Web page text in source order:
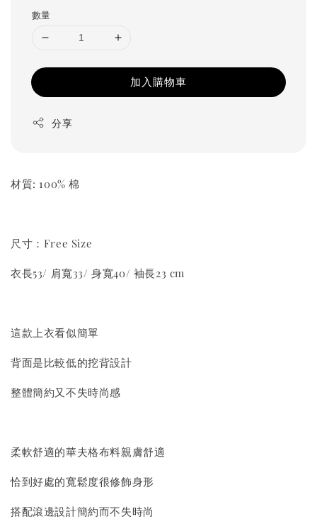
數量
加入購物車
分享
材質: 100% 棉
尺寸：Free Size
衣長53/ 肩寬33/ 身寬40/ 袖長23 cm
這款上衣看似簡單
背面是比較低的挖背設計
整體簡約又不失時尚感
柔軟舒適的華夫格布料親膚舒適
恰到好處的寬鬆度很修飾身形
搭配滾邊設計簡約而不失時尚